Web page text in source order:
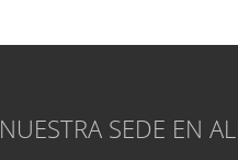
NUESTRA SEDE EN